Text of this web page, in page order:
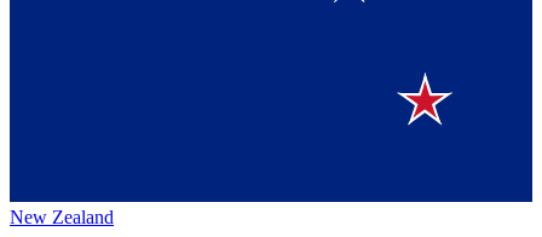
New Zealand